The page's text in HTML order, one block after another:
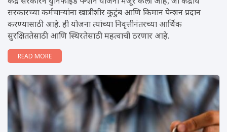
सरकारच्या कर्मचाऱ्यांना खात्रीशीर कुटुंब आणि किमान पेन्शन प्रदान
करण्यासाठी आहे. ही योजना त्यांच्या निवृत्तीनंतरच्या आर्थिक
सुरक्षिततेसाठी आणि स्थिरतेसाठी महत्वाची ठरणार आहे.
READ MORE